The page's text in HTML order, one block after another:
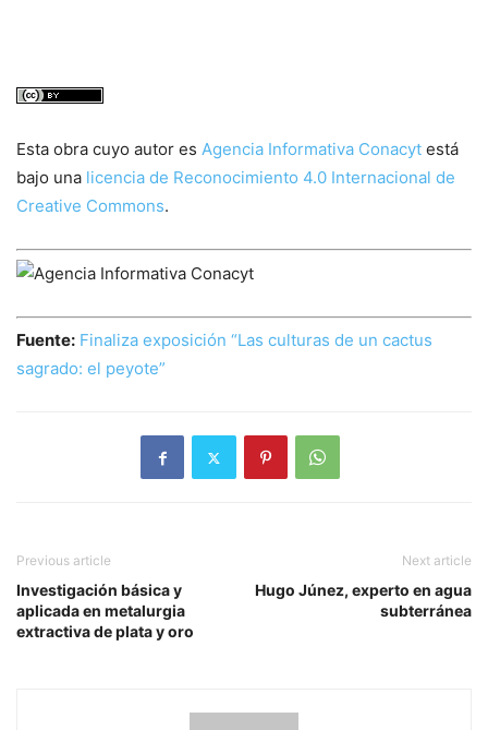
Esta obra cuyo autor es Agencia Informativa Conacyt está
bajo una licencia de Reconocimiento 4.0 Internacional de
Creative Commons.
Fuente: Finaliza exposición “Las culturas de un cactus
sagrado: el peyote”
Previous article
Investigación básica y
aplicada en metalurgia
extractiva de plata y oro
Next article
Hugo Júnez, experto en agua
subterránea